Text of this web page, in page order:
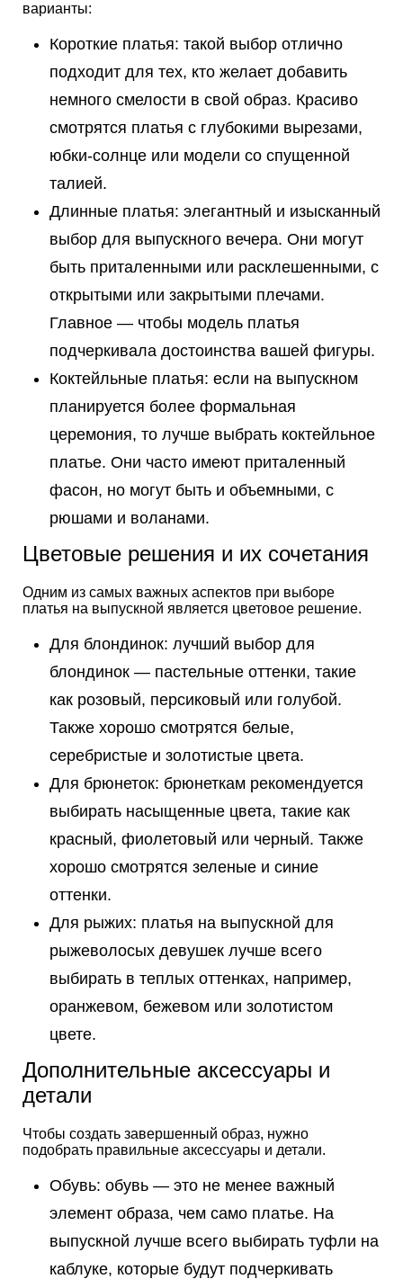
варианты:
Короткие платья: такой выбор отлично
подходит для тех, кто желает добавить
немного смелости в свой образ. Красиво
смотрятся платья с глубокими вырезами,
юбки-солнце или модели со спущенной
талией.
Длинные платья: элегантный и изысканный
выбор для выпускного вечера. Они могут
быть приталенными или расклешенными, с
открытыми или закрытыми плечами.
Главное — чтобы модель платья
подчеркивала достоинства вашей фигуры.
Коктейльные платья: если на выпускном
планируется более формальная
церемония, то лучше выбрать коктейльное
платье. Они часто имеют приталенный
фасон, но могут быть и объемными, с
рюшами и воланами.
Цветовые решения и их сочетания
Одним из самых важных аспектов при выборе
платья на выпускной является цветовое решение.
Для блондинок: лучший выбор для
блондинок — пастельные оттенки, такие
как розовый, персиковый или голубой.
Также хорошо смотрятся белые,
серебристые и золотистые цвета.
Для брюнеток: брюнеткам рекомендуется
выбирать насыщенные цвета, такие как
красный, фиолетовый или черный. Также
хорошо смотрятся зеленые и синие
оттенки.
Для рыжих: платья на выпускной для
рыжеволосых девушек лучше всего
выбирать в теплых оттенках, например,
оранжевом, бежевом или золотистом
цвете.
Дополнительные аксессуары и
детали
Чтобы создать завершенный образ, нужно
подобрать правильные аксессуары и детали.
Обувь: обувь — это не менее важный
элемент образа, чем само платье. На
выпускной лучше всего выбирать туфли на
каблуке, которые будут подчеркивать